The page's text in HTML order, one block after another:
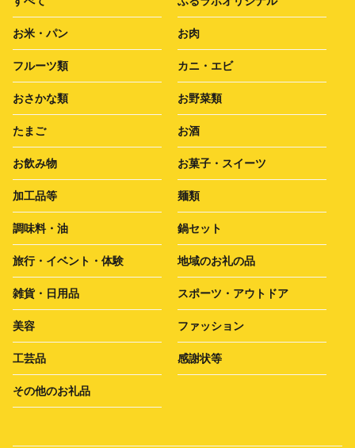
お米・パン お肉
フルーツ類 カニ・エビ
おさかな類 お野菜類
たまご お酒
お飲み物 お菓子・スイーツ
加工品等 麺類
調味料・油 鍋セット
旅行・イベント・体験 地域のお礼の品
雑貨・日用品 スポーツ・アウトドア
美容 ファッション
工芸品 感謝状等
その他のお礼品